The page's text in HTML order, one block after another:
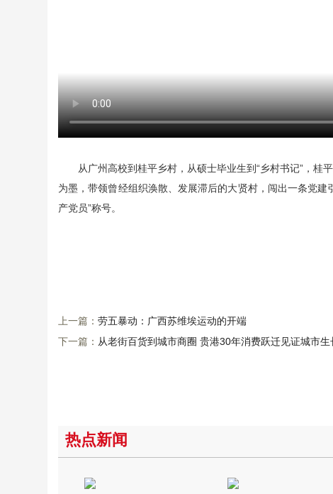
从广州高校到桂平乡村，从硕士毕业生到“乡村书记”，
为墨，带领曾经组织涣散、发展滞后的大贤村，闯出一条党
产党员”称号。
上一篇： 劳五暴动：广西苏维埃运动的开端
下一篇： 从老街百货到城市商圈 贵港30年消费跃迁见证城市生
热点新闻